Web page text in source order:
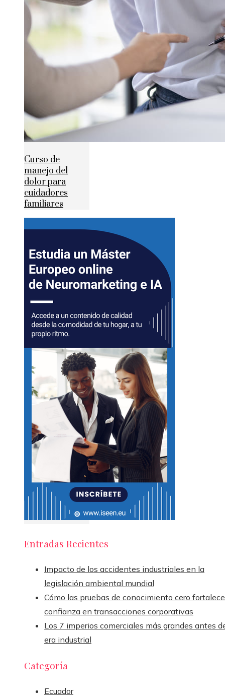
Curso de
manejo del
dolor para
cuidadores
familiares
Entradas Recientes
Impacto de los accidentes industriales en la
legislación ambiental mundial
Cómo las pruebas de conocimiento cero
confianza en transacciones corporativas
Los 7 imperios comerciales más grandes antes
era industrial
Categoría
Ecuador